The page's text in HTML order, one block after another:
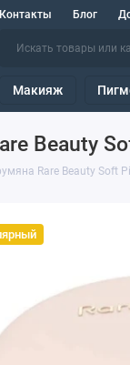
Контакты Блог
Макияж
Beauty
Rare Beauty Soft